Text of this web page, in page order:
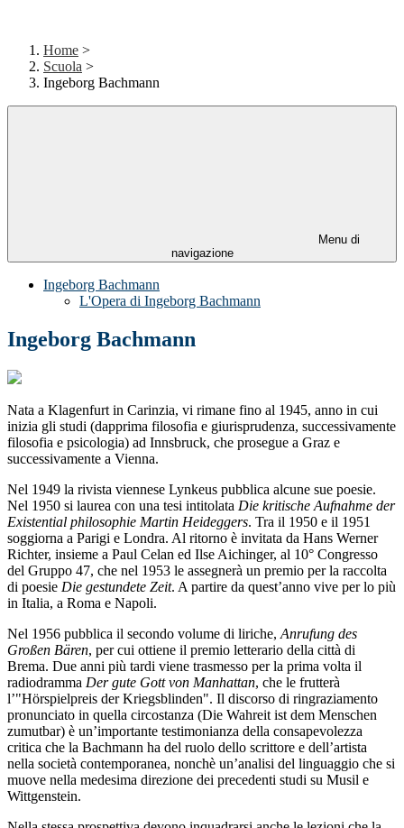
Home >
Scuola >
Ingeborg Bachmann
Menu di
navigazione
Ingeborg Bachmann
L'Opera di Ingeborg Bachmann
Ingeborg Bachmann
Nata a Klagenfurt in Carinzia, vi rimane fino al 1945, anno in cui
inizia gli studi (dapprima filosofia e giurisprudenza, successivamente
filosofia e psicologia) ad Innsbruck, che prosegue a Graz e
successivamente a Vienna.
Nel 1949 la rivista viennese Lynkeus pubblica alcune sue poesie.
Nel 1950 si laurea con una tesi intitolata Die kritische Aufnahme der
Existential philosophie Martin Heideggers. Tra il 1950 e il 1951
soggiorna a Parigi e Londra. Al ritorno è invitata da Hans Werner
Richter, insieme a Paul Celan ed Ilse Aichinger, al 10° Congresso
del Gruppo 47, che nel 1953 le assegnerà un premio per la raccolta
di poesie Die gestundete Zeit. A partire da quest’anno vive per lo più
in Italia, a Roma e Napoli.
Nel 1956 pubblica il secondo volume di liriche, Anrufung des
Großen Bären, per cui ottiene il premio letterario della città di
Brema. Due anni più tardi viene trasmesso per la prima volta il
radiodramma Der gute Gott von Manhattan, che le frutterà
l’"Hörspielpreis der Kriegsblinden". Il discorso di ringraziamento
pronunciato in quella circostanza (Die Wahreit ist dem Menschen
zumutbar) è un’importante testimonianza della consapevolezza
critica che la Bachmann ha del ruolo dello scrittore e dell’artista
nella società contemporanea, nonchè un’analisi del linguaggio che si
muove nella medesima direzione dei precedenti studi su Musil e
Wittgenstein.